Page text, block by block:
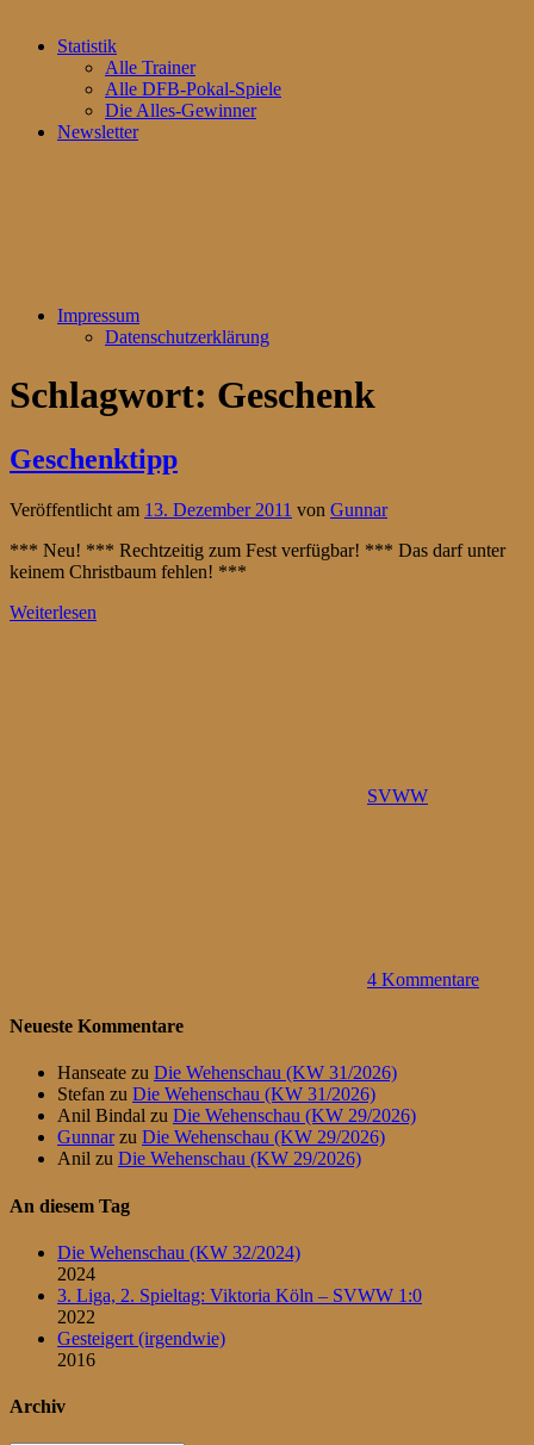
Statistik
Alle Trainer
Alle DFB-Pokal-Spiele
Die Alles-Gewinner
Newsletter
Impressum
Datenschutzerklärung
Schlagwort: Geschenk
Geschenktipp
Veröffentlicht am 13. Dezember 2011 von Gunnar
*** Neu! *** Rechtzeitig zum Fest verfügbar! *** Das darf unter
keinem Christbaum fehlen! ***
Weiterlesen
SVWW
4 Kommentare
Neueste Kommentare
Hanseate zu Die Wehenschau (KW 31/2026)
Stefan zu Die Wehenschau (KW 31/2026)
Anil Bindal zu Die Wehenschau (KW 29/2026)
Gunnarzu Die Wehenschau (KW 29/2026)
Anil zu Die Wehenschau (KW 29/2026)
An diesem Tag
Die Wehenschau (KW 32/2024)
2024
3. Liga, 2. Spieltag: Viktoria Köln – SVWW 1:0
2022
Gesteigert (irgendwie)
2016
Archiv